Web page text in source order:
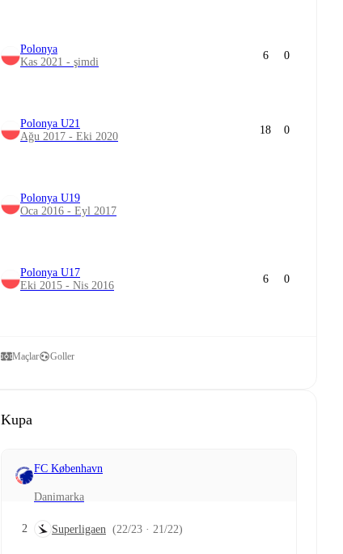
Polonya
Kas 2021 - şimdi
6 0
Polonya U21
Ağu 2017 - Eki 2020
18 0
Polonya U19
Oca 2016 - Eyl 2017
Polonya U17
Eki 2015 - Nis 2016
6 0
Maçlar Goller
Kupa
FC København
Danimarka
2 Superligaen (22/23 · 21/22)